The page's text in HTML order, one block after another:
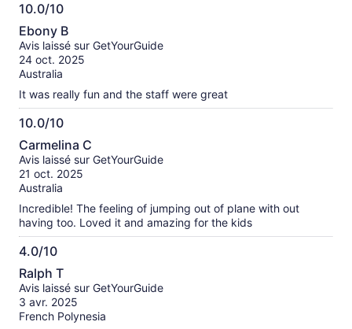
10.0/10
10.0
sur
10
Ebony B
Avis laissé sur GetYourGuide
24 oct. 2025
Australia
It was really fun and the staff were great
10.0/10
10.0
sur
10
Carmelina C
Avis laissé sur GetYourGuide
21 oct. 2025
Australia
Incredible! The feeling of jumping out of plane with out
having too. Loved it and amazing for the kids
4.0/10
4.0
sur
10
Ralph T
Avis laissé sur GetYourGuide
3 avr. 2025
French Polynesia